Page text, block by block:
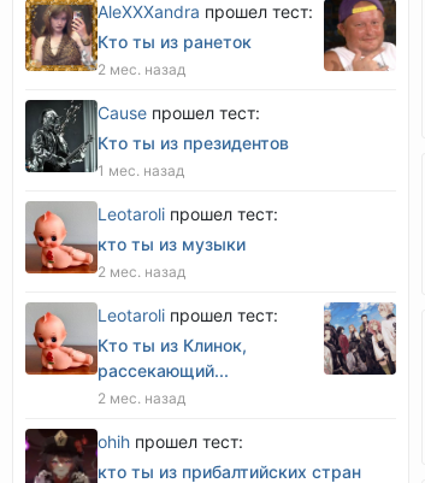
AleXXXandra прошел тест:
Кто ты из ранеток
2 мес. назад
Cause прошел тест:
Кто ты из президентов
1 мес. назад
Leotaroli прошел тест:
кто ты из музыки
2 мес. назад
Leotaroli прошел тест:
Кто ты из Клинок,
рассекающий...
2 мес. назад
оhih прошел тест:
кто ты из прибалтийских стран